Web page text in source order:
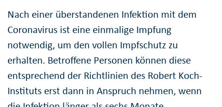
Nach einer überstandenen Infektion mit dem
Coronavirus ist eine einmalige Impfung
notwendig, um den vollen Impfschutz zu
erhalten. Betroffene Personen können diese
entsprechend der Richtlinien des Robert Koch-
Instituts erst dann in Anspruch nehmen, wenn